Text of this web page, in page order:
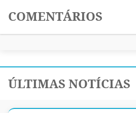
COMENTÁRIOS
ÚLTIMAS NOTÍCIAS